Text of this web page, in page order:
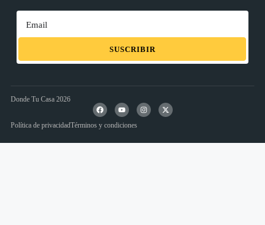
SUSCRIBIR
Donde Tu Casa 2026
Política de privacidadTérminos y condiciones